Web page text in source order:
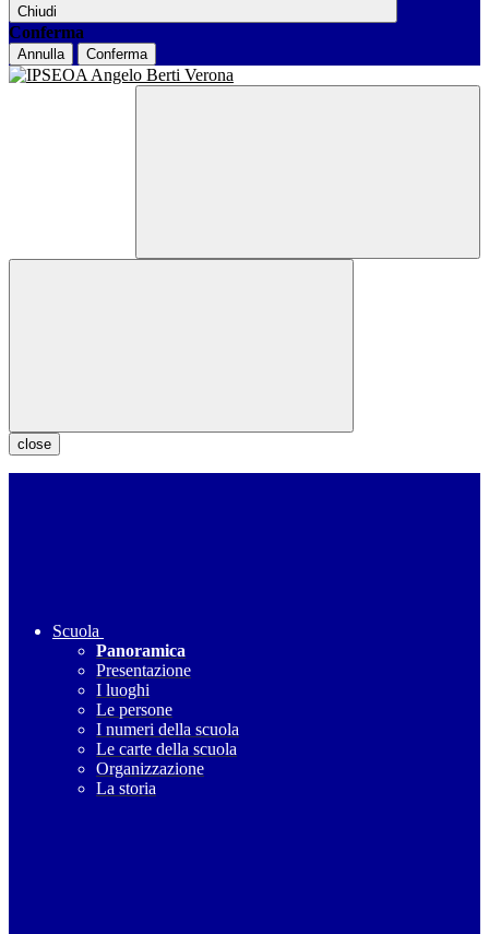
Chiudi
Conferma
Annulla Conferma
close
Scuola
Panoramica
Presentazione
I luoghi
Le persone
I numeri della scuola
Le carte della scuola
Organizzazione
La storia